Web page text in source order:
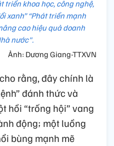
triển khoa học, công nghệ,
xanh” “Phát triển mạnh
cao hiệu quả doanh
nước".
Ảnh: Dương Giang-TTXVN
rằng, đây chính là
đánh thức và
hồi “trống hội” vang
động; một luồng
bùng mạnh mẽ